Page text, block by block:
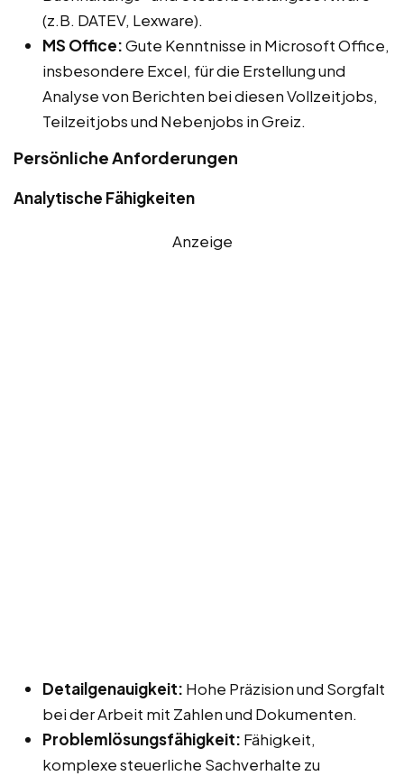
(z.B. DATEV, Lexware).
MS Office:Gute Kenntnisse in Microsoft Office,
insbesondere Excel, für die Erstellung und
Analyse von Berichten bei diesen Vollzeitjobs,
Teilzeitjobs und Nebenjobs in Greiz.
Persönliche Anforderungen
Analytische Fähigkeiten
Anzeige
Detailgenauigkeit: Hohe Präzision und Sorgfalt
bei der Arbeit mit Zahlen und Dokumenten.
Problemlösungsfähigkeit: Fähigkeit,
komplexe steuerliche Sachverhalte zu